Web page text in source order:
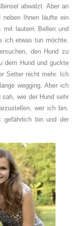
abwälzt. Aber an
neben Ihnen läufte ein
mit lautem Bellen und
ich etwas tun möchte.
den Hund zu
dem Hund und guckte
Setter nicht mehr. Ich
wegging. Aber ich
wie der Hund sehr
wer ich bin.
gefährlich bin und der